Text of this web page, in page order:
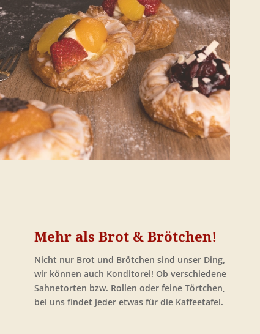
Mehr als Brot & Brötchen!
Nicht nur Brot und Brötchen sind unser Ding,
wir können auch Konditorei! Ob verschiedene
Sahnetorten bzw. Rollen oder feine Törtchen,
bei uns findet jeder etwas für die Kaffeetafel.